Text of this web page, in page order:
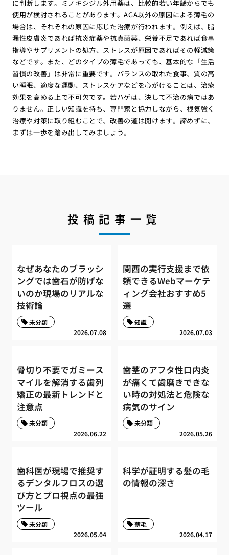
に判断します。ミノキシジル外用薬は、比較的若い年齢からでも
使用が検討されることがあります。AGA以外の原因による薄毛の
場合は、それぞれの原因に応じた治療が行われます。例えば、脂
漏性皮膚炎であれば抗炎症薬や抗真菌薬、栄養不足であれば食事
指導やサプリメントの処方、ストレスが原因であればその軽減策
などです。また、どのタイプの薄毛であっても、基本的な「生活
習慣の改善」は非常に重要です。バランスの取れた食事、質の高
い睡眠、適度な運動、ストレスケアなどを心がけることは、治療
効果を高める上で不可欠です。若ハゲは、決して不治の病ではあ
りません。正しい知識を持ち、専門家と協力しながら、根気強く
治療や対策に取り組むことで、改善の道は開けます。諦めずに、
まずは一歩を踏み出してみましょう。
投稿記事一覧
なぜあなたのブラッシ
ングでは歯石が防げな
いのか現場のリアルな
技術論
2026.07.08
未分類
関西の実行支援まで依
頼できるWebマーケテ
ィング会社おすすめ5
選
2026.07.03
知識
骨切り不要でガミース
マイルを解消する歯列
矯正の最新トレンドと
注意点
2026.06.22
未分類
歯茎のアフタ性口内炎
が痛くて歯磨きできな
い時の対処法と危険な
病気のサイン
2026.05.26
未分類
歯科医が現場で推奨す
るデンタルフロスの選
び方とプロ視点の最強
ツール
2026.05.04
未分類
科学が証明する髪の毛
の情報の深さ
2026.04.17
薄毛